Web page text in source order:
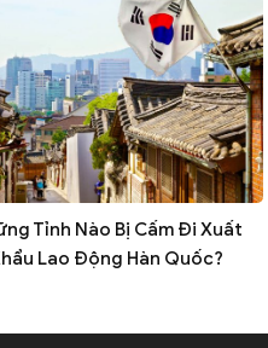
Tỉnh Nào Bị Cấm Đi Xuất
Lao Động Hàn Quốc?